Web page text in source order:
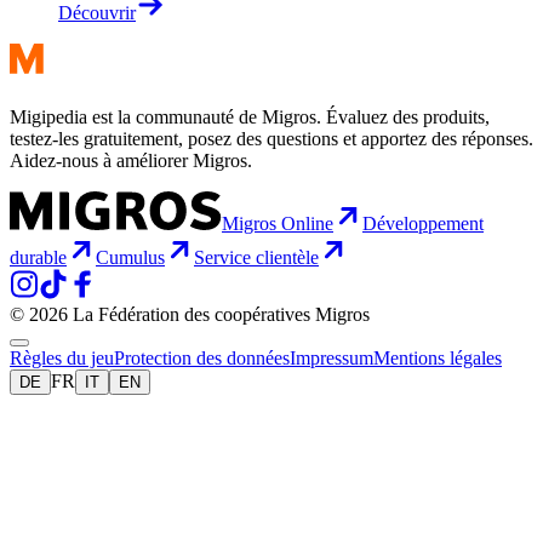
Découvrir
Migipedia est la communauté de Migros. Évaluez des produits,
testez-les gratuitement, posez des questions et apportez des réponses.
Aidez-nous à améliorer Migros.
Migros Online
Développement
durable
Cumulus Service clientèle
© 2026 La Fédération des coopératives Migros
Règles du jeuProtection des donnéesImpressumMentions légales
DE FR IT EN